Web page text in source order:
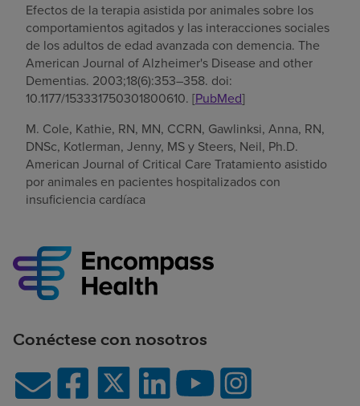
Efectos de la terapia asistida por animales sobre los
comportamientos agitados y las interacciones sociales
de los adultos de edad avanzada con demencia. The
American Journal of Alzheimer's Disease and other
Dementias. 2003;18(6):353–358. doi:
10.1177/153331750301800610. [PubMed]
M. Cole, Kathie, RN, MN, CCRN, Gawlinksi, Anna, RN,
DNSc, Kotlerman, Jenny, MS y Steers, Neil, Ph.D.
American Journal of Critical Care Tratamiento asistido
por animales en pacientes hospitalizados con
insuficiencia cardíaca
Conéctese con nosotros